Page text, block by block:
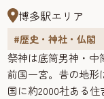
博多駅エリア
#歴史・神社・仏閣
祭神は底筒男神・中
前国一宮。昔の地形
国に約2000社ある